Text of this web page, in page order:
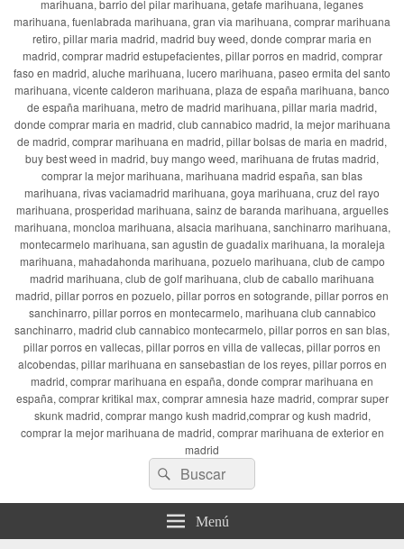
marihuana, barrio del pilar marihuana, getafe marihuana, leganes
marihuana, fuenlabrada marihuana, gran via marihuana, comprar marihuana
retiro, pillar maria madrid, madrid buy weed, donde comprar maria en
madrid, comprar madrid estupefacientes, pillar porros en madrid, comprar
faso en madrid, aluche marihuana, lucero marihuana, paseo ermita del santo
marihuana, vicente calderon marihuana, plaza de españa marihuana, banco
de españa marihuana, metro de madrid marihuana, pillar maria madrid,
donde comprar maria en madrid, club cannabico madrid, la mejor marihuana
de madrid, comprar marihuana en madrid, pillar bolsas de maria en madrid,
buy best weed in madrid, buy mango weed, marihuana de frutas madrid,
comprar la mejor marihuana, marihuana madrid españa, san blas
marihuana, rivas vaciamadrid marihuana, goya marihuana, cruz del rayo
marihuana, prosperidad marihuana, sainz de baranda marihuana, arguelles
marihuana, moncloa marihuana, alsacia marihuana, sanchinarro marihuana,
montecarmelo marihuana, san agustin de guadalix marihuana, la moraleja
marihuana, mahadahonda marihuana, pozuelo marihuana, club de campo
madrid marihuana, club de golf marihuana, club de caballo marihuana
madrid, pillar porros en pozuelo, pillar porros en sotogrande, pillar porros en
sanchinarro, pillar porros en montecarmelo, marihuana club cannabico
sanchinarro, madrid club cannabico montecarmelo, pillar porros en san blas,
pillar porros en vallecas, pillar porros en villa de vallecas, pillar porros en
alcobendas, pillar marihuana en sansebastian de los reyes, pillar porros en
madrid, comprar marihuana en españa, donde comprar marihuana en
españa, comprar kritikal max, comprar amnesia haze madrid, comprar super
skunk madrid, comprar mango kush madrid,comprar og kush madrid,
comprar la mejor marihuana de madrid, comprar marihuana de exterior en
madrid
Buscar
por:
Buscar
Menú